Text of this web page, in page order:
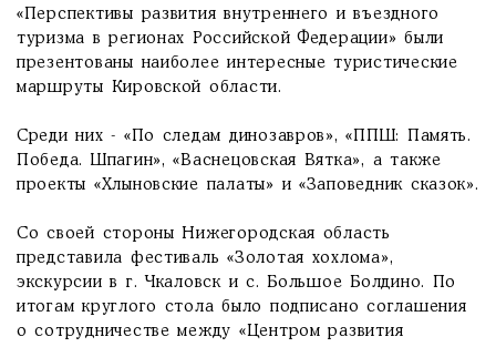
«Перспективы развития внутреннего и въездного
туризма в регионах Российской Федерации» были
презентованы наиболее интересные туристические
маршруты Кировской области.
Среди них - «По следам динозавров», «ППШ: Память.
Победа. Шпагин», «Васнецовская Вятка», а также
проекты «Хлыновские палаты» и «Заповедник сказок».
Со своей стороны Нижегородская область
представила фестиваль «Золотая хохлома»,
экскурсии в г. Чкаловск и с. Большое Болдино. По
итогам круглого стола было подписано соглашения
о сотрудничестве между «Центром развития